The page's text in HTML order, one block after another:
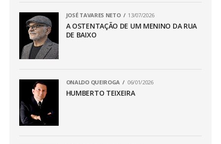
JOSÉ TAVARES NETO 13/07/2026
A OSTENTAÇÃO DE UM MENINO DA RUA
DE BAIXO
ONALDO QUEIROGA 06/01/2026
HUMBERTO TEIXEIRA